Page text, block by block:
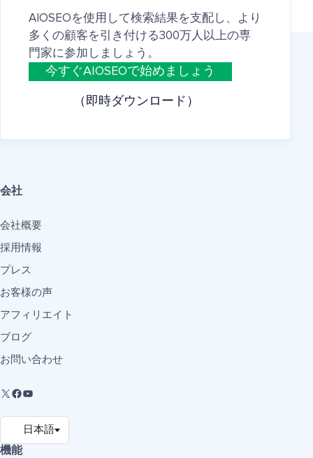
AIOSEOを使用して検索結果を支配し、より
多くの顧客を引き付ける300万人以上の専
門家に参加しましょう。
今すぐAIOSEOで始めましょう
（即時ダウンロード）
会社
会社概要
採用情報
プレス
お客様の声
アフィリエイト
ブログ
お問い合わせ
機能